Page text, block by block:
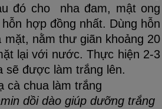
đó cho nha đam, mật ong
hợp đồng nhất. Dùng hỗn
mặt, nằm thư giãn khoảng 20
lại với nước. Thực hiện 2-3
sẽ được làm trắng lên.
dồi dào giúp dưỡng trắng